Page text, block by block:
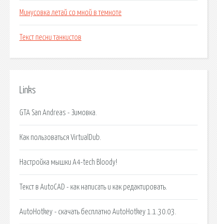
Минусовка летай со мной в темноте
Текст песни танкистов
Links
GTA San Andreas - Зимовка.
Как пользоваться VirtualDub.
Настройка мышки A4-tech Bloody!
Текст в AutoCAD - как написать и как редактировать.
AutoHotkey - скачать бесплатно AutoHotkey 1.1.30.03.